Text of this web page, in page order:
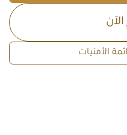
الأمنيات